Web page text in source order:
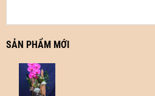
SẢN PHẨM MỚI